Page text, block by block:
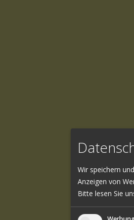
Wir speichern
Anzeigen von
Bitte lesen Sie